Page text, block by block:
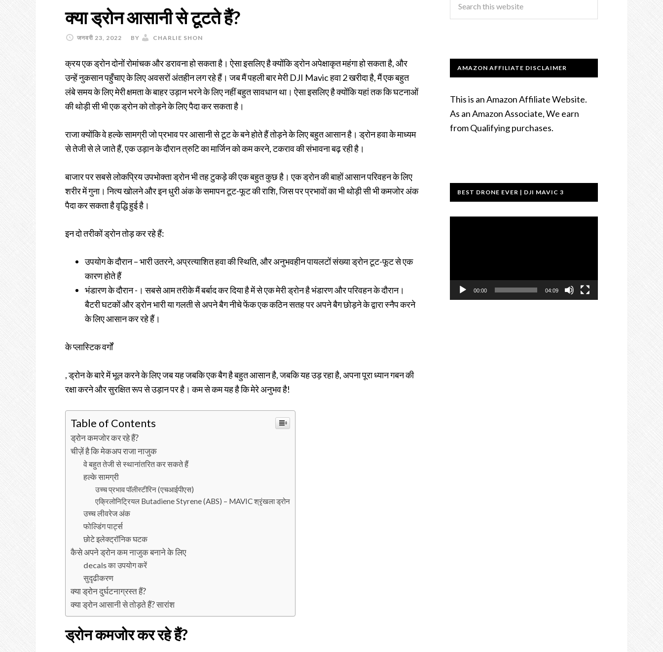
क्या ड्रोन आसानी से टूटते हैं?
जनवरी 23, 2022 BY CHARLIE SHON
क्रय एक ड्रोन दोनों रोमांचक और डरावना हो सकता है। ऐसा इसलिए है क्योंकि ड्रोन अपेक्षाकृत महंगा हो सकता है, और
उन्हें नुकसान पहुँचाए के लिए अवसरों अंतहीन लग रहे हैं। जब मैं पहली बार मेरी DJI Mavic हवा 2 खरीदा है, मैं एक बहुत
लंबे समय के लिए मेरी क्षमता के बाहर उड़ान भरने के लिए नहीं बहुत सावधान था। ऐसा इसलिए है क्योंकि यहां तक ​​कि घटनाओं
की थोड़ी सी भी एक ड्रोन को तोड़ने के लिए पैदा कर सकता है।
राजा क्योंकि वे हल्के सामग्री जो प्रभाव पर आसानी से टूट के बने होते हैं तोड़ने के लिए बहुत आसान है। ड्रोन हवा के माध्यम
से तेजी से ले जाते हैं, एक उड़ान के दौरान त्रुटि का मार्जिन को कम करने, टकराव की संभावना बढ़ रही है।
बाजार पर सबसे लोकप्रिय उपभोक्ता ड्रोन भी तह टुकड़े की एक बहुत कुछ है। एक ड्रोन की बाहों आसान परिवहन के लिए
शरीर में गुना। नित्य खोलने और इन धुरी अंक के समापन टूट-फूट की राशि, जिस पर प्रभावों का भी थोड़ी सी भी कमजोर अंक
पैदा कर सकता है वृद्धि हुई है।
इन दो तरीकों ड्रोन तोड़ कर रहे हैं:
उपयोग के दौरान – भारी उतरने, अप्रत्याशित हवा की स्थिति, और अनुभवहीन पायलटों संख्या ड्रोन टूट-फूट से एक
कारण होते हैं
भंडारण के दौरान -। सबसे आम तरीके मैं बर्बाद कर दिया है में से एक मेरी ड्रोन है भंडारण और परिवहन के दौरान।
बैटरी घटकों और ड्रोन भारी या गलती से अपने बैग नीचे फेंक एक कठिन सतह पर अपने बैग छोड़ने के द्वारा स्नैप करने
के लिए आसान कर रहे हैं।
के प्लास्टिक वर्गों
, ड्रोन के बारे में भूल करने के लिए जब यह जबकि एक बैग है बहुत आसान है, जबकि यह उड़ रहा है, अपना पूरा ध्यान गबन की
रक्षा करने और सुरक्षित रूप से उड़ान पर है। कम से कम यह है कि मेरे अनुभव है!
Table of Contents
ड्रोन कमजोर कर रहे हैं?
चीज़ें है कि मेकअप राजा नाजुक
वे बहुत तेजी से स्थानांतरित कर सकते हैं
हल्के सामग्री
उच्च प्रभाव पॉलीस्टीरिन (एचआईपीएस)
एक्रिलोनिट्रियल Butadiene Styrene (ABS) – MAVIC श्रृंखला ड्रोन
उच्च लीवरेज अंक
फोल्डिंग पार्ट्स
छोटे इलेक्ट्रॉनिक घटक
कैसे अपने ड्रोन कम नाजुक बनाने के लिए
decals का उपयोग करें
सुदृढीकरण
क्या ड्रोन दुर्घटनाग्रस्त हैं?
क्या ड्रोन आसानी से तोड़ते हैं? सारांश
ड्रोन कमजोर कर रहे हैं?
AMAZON AFFILIATE DISCLAIMER
This is an Amazon Affiliate Website.
As an Amazon Associate, We earn
from Qualifying purchases.
BEST DRONE EVER | DJI MAVIC 3
00:00 04:09